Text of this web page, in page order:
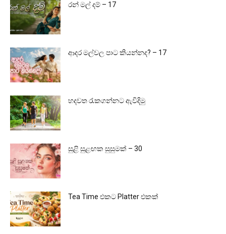
රන් මල් දම් – 17
ආදර මල්වල පාට කියන්නද? – 17
හදවත රැකගන්නට ඇවිදිමු
සුළි සුළඟක සුසුමක් – 30
Tea Time එකට Platter එකක්